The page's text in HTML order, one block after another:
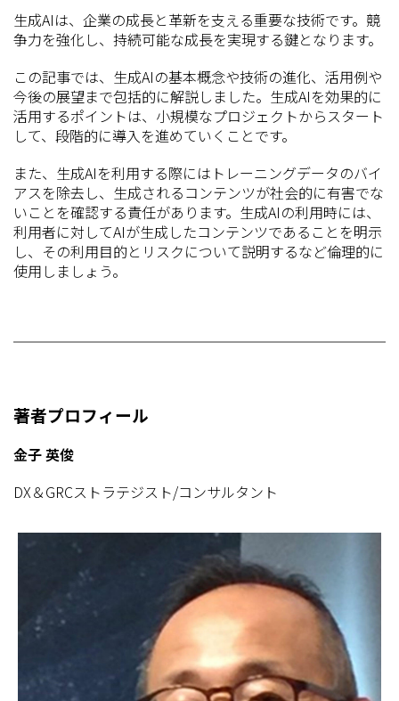
生成AIは、企業の成長と革新を支える重要な技術です。競
争力を強化し、持続可能な成長を実現する鍵となります。
この記事では、生成AIの基本概念や技術の進化、活用例や
今後の展望まで包括的に解説しました。生成AIを効果的に
活用するポイントは、小規模なプロジェクトからスタート
して、段階的に導入を進めていくことです。
また、生成AIを利用する際にはトレーニングデータのバイ
アスを除去し、生成されるコンテンツが社会的に有害でな
いことを確認する責任があります。生成AIの利用時には、
利用者に対してAIが生成したコンテンツであることを明示
し、その利用目的とリスクについて説明するなど倫理的に
使用しましょう。
著者プロフィール
金子 英俊
DX＆GRCストラテジスト/コンサルタント